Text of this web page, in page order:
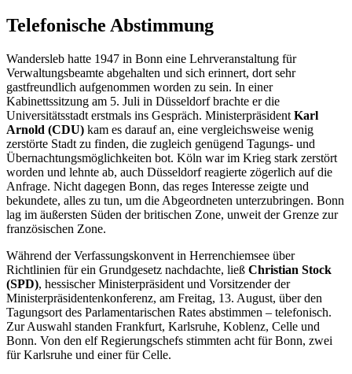
Telefonische Abstimmung
Wandersleb hatte 1947 in Bonn eine Lehrveranstaltung für
Verwaltungsbeamte abgehalten und sich erinnert, dort sehr
gastfreundlich aufgenommen worden zu sein. In einer
Kabinettssitzung am 5. Juli in Düsseldorf brachte er die
Universitätsstadt erstmals ins Gespräch. Ministerpräsident Karl
Arnold (CDU) kam es darauf an, eine vergleichsweise wenig
zerstörte Stadt zu finden, die zugleich genügend Tagungs- und
Übernachtungsmöglichkeiten bot. Köln war im Krieg stark zerstört
worden und lehnte ab, auch Düsseldorf reagierte zögerlich auf die
Anfrage. Nicht dagegen Bonn, das reges Interesse zeigte und
bekundete, alles zu tun, um die Abgeordneten unterzubringen. Bonn
lag im äußersten Süden der britischen Zone, unweit der Grenze zur
französischen Zone.
Während der Verfassungskonvent in Herrenchiemsee über
Richtlinien für ein Grundgesetz nachdachte, ließ Christian Stock
(SPD), hessischer Ministerpräsident und Vorsitzender der
Ministerpräsidentenkonferenz, am Freitag, 13. August, über den
Tagungsort des Parlamentarischen Rates abstimmen – telefonisch.
Zur Auswahl standen Frankfurt, Karlsruhe, Koblenz, Celle und
Bonn. Von den elf Regierungschefs stimmten acht für Bonn, zwei
für Karlsruhe und einer für Celle.